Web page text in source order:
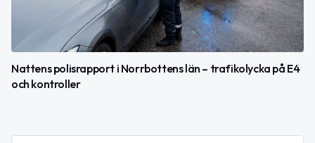
Nattens polisrapport i Norrbottens län – trafikolycka på E4
och kontroller